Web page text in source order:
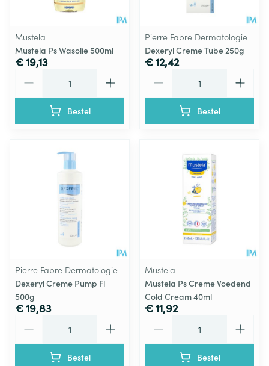
Mustela
Mustela Ps Wasolie 500ml
€ 19,13
Bestel
Pierre Fabre Dermatologie
Dexeryl Creme Tube 250g
€ 12,42
Bestel
Pierre Fabre Dermatologie
Dexeryl Creme Pump Fl
500g
€ 19,83
Bestel
Mustela
Mustela Ps Creme Voedend
Cold Cream 40ml
€ 11,92
Bestel